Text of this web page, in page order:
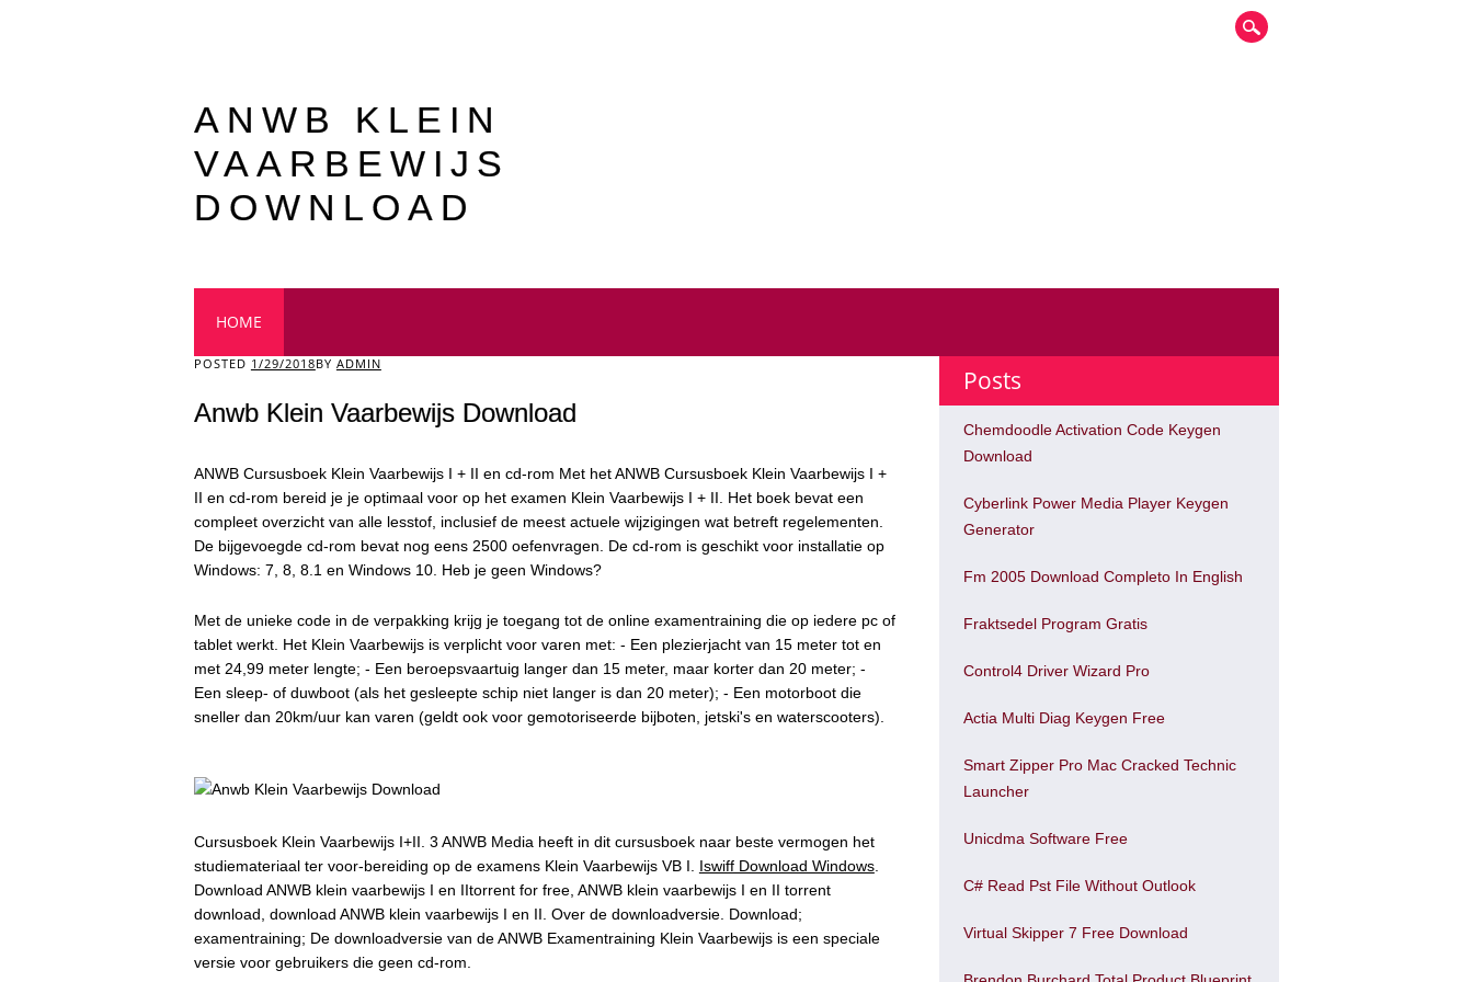
ANWB KLEIN
VAARBEWIJS
DOWNLOAD
Main menu
HOME
POSTED 1/29/2018BY ADMIN
Anwb Klein Vaarbewijs Download
ANWB Cursusboek Klein Vaarbewijs I + II en cd-rom Met het ANWB Cursusboek Klein Vaarbewijs I +
II en cd-rom bereid je je optimaal voor op het examen Klein Vaarbewijs I + II. Het boek bevat een
compleet overzicht van alle lesstof, inclusief de meest actuele wijzigingen wat betreft regelementen.
De bijgevoegde cd-rom bevat nog eens 2500 oefenvragen. De cd-rom is geschikt voor installatie op
Windows: 7, 8, 8.1 en Windows 10. Heb je geen Windows?
Met de unieke code in de verpakking krijg je toegang tot de online examentraining die op iedere pc of
tablet werkt. Het Klein Vaarbewijs is verplicht voor varen met: - Een plezierjacht van 15 meter tot en
met 24,99 meter lengte; - Een beroepsvaartuig langer dan 15 meter, maar korter dan 20 meter; -
Een sleep- of duwboot (als het gesleepte schip niet langer is dan 20 meter); - Een motorboot die
sneller dan 20km/uur kan varen (geldt ook voor gemotoriseerde bijboten, jetski's en waterscooters).
Cursusboek Klein Vaarbewijs I+II. 3 ANWB Media heeft in dit cursusboek naar beste vermogen het
studiemateriaal ter voor-bereiding op de examens Klein Vaarbewijs VB I. Iswiff Download Windows.
Download ANWB klein vaarbewijs I en IItorrent for free, ANWB klein vaarbewijs I en II torrent
download, download ANWB klein vaarbewijs I en II. Over de downloadversie. Download;
examentraining; De downloadversie van de ANWB Examentraining Klein Vaarbewijs is een speciale
versie voor gebruikers die geen cd-rom.
Posts
Chemdoodle Activation Code Keygen
Download
Cyberlink Power Media Player Keygen
Generator
Fm 2005 Download Completo In English
Fraktsedel Program Gratis
Control4 Driver Wizard Pro
Actia Multi Diag Keygen Free
Smart Zipper Pro Mac Cracked Technic
Launcher
Unicdma Software Free
C# Read Pst File Without Outlook
Virtual Skipper 7 Free Download